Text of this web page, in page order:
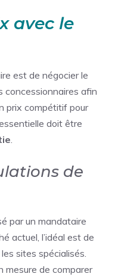
avec le
est de négocier le
concessionnaires afin
prix compétitif pour
doit être
de
par un mandataire
actuel, l’idéal est de
sites spécialisés.
mesure de comparer